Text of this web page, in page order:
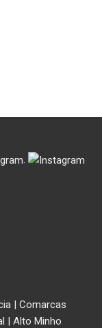
.
| Comarcas
| Alto Minho